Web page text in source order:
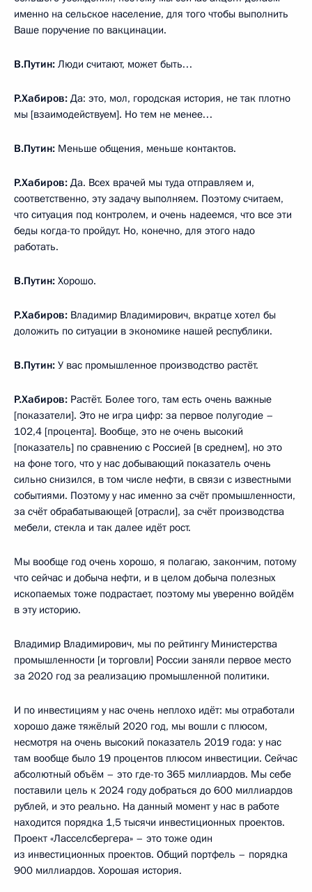
именно на сельское население, для того чтобы выполнить
Ваше поручение по вакцинации.
В.Путин: Люди считают, может быть…
Р.Хабиров: Да: это, мол, городская история, не так плотно
мы [взаимодействуем]. Но тем не менее…
В.Путин: Меньше общения, меньше контактов.
Р.Хабиров: Да. Всех врачей мы туда отправляем и,
соответственно, эту задачу выполняем. Поэтому считаем,
что ситуация под контролем, и очень надеемся, что все эти
беды когда-то пройдут. Но, конечно, для этого надо
работать.
В.Путин: Хорошо.
Р.Хабиров: Владимир Владимирович, вкратце хотел бы
доложить по ситуации в экономике нашей республики.
В.Путин: У вас промышленное производство растёт.
Р.Хабиров: Растёт. Более того, там есть очень важные
[показатели]. Это не игра цифр: за первое полугодие –
102,4 [процента]. Вообще, это не очень высокий
[показатель] по сравнению с Россией [в среднем], но это
на фоне того, что у нас добывающий показатель очень
сильно снизился, в том числе нефти, в связи с известными
событиями. Поэтому у нас именно за счёт промышленности,
за счёт обрабатывающей [отрасли], за счёт производства
мебели, стекла и так далее идёт рост.
Мы вообще год очень хорошо, я полагаю, закончим, потому
что сейчас и добыча нефти, и в целом добыча полезных
ископаемых тоже подрастает, поэтому мы уверенно войдём
в эту историю.
Владимир Владимирович, мы по рейтингу Министерства
промышленности [и торговли] России заняли первое место
за 2020 год за реализацию промышленной политики.
И по инвестициям у нас очень неплохо идёт: мы отработали
хорошо даже тяжёлый 2020 год, мы вошли с плюсом,
несмотря на очень высокий показатель 2019 года: у нас
там вообще было 19 процентов плюсом инвестиции. Сейчас
абсолютный объём – это где-то 365 миллиардов. Мы себе
поставили цель к 2024 году добраться до 600 миллиардов
рублей, и это реально. На данный момент у нас в работе
находится порядка 1,5 тысячи инвестиционных проектов.
Проект «Ласселсбергера» – это тоже один
из инвестиционных проектов. Общий портфель – порядка
900 миллиардов. Хорошая история.